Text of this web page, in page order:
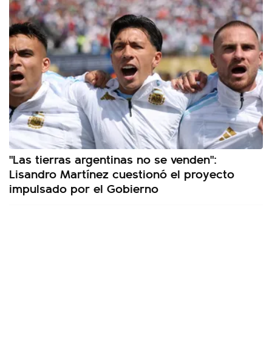
"Las tierras argentinas no se venden":
Lisandro Martínez cuestionó el proyecto
impulsado por el Gobierno